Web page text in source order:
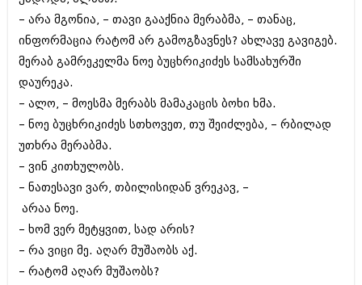
– არა მგონია, – თავი გააქნია მერაბმა, – თანაც,
ინფორმაცია რატომ არ გამოგზავნეს? ახლავე გავიგებ.
მერაბ გამრეკელმა ნოე ბუცხრიკიძეს სამსახურში
დაურეკა.
– ალო, – მოესმა მერაბს მამაკაცის ბოხი ხმა.
– ნოე ბუცხრიკიძეს სთხოვეთ, თუ შეიძლება, – რბილად
უთხრა მერაბმა.
– ვინ კითხულობს.
– ნათესავი ვარ, თბილისიდან ვრეკავ, –
არაა ნოე.
– ხომ ვერ მეტყვით, სად არის?
– რა ვიცი მე. აღარ მუშაობს აქ.
– რატომ აღარ მუშაობს?